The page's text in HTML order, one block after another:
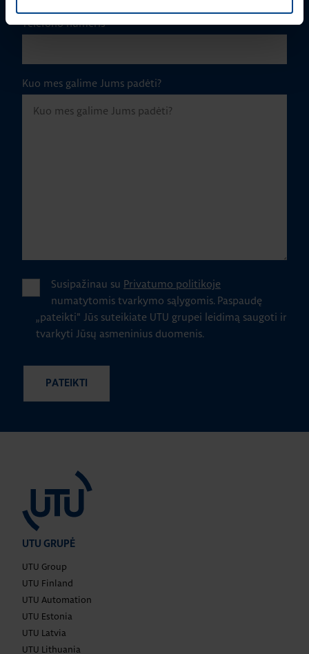
Telefono numeris
Kuo mes galime Jums padėti?
Susipažinau su Privatumo politikoje
numatytomis tvarkymo sąlygomis. Paspaudę
„pateikti" Jūs suteikiate UTU grupei leidimą saugoti ir
tvarkyti Jūsų asmeninius duomenis.
UTU GRUPĖ
UTU Group
UTU Finland
UTU Automation
UTU Estonia
UTU Latvia
UTU Lithuania